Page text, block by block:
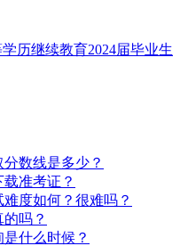
历继续教育2024届毕业生
数线是多少？
准考证？
度如何？很难吗？
吗？
什么时候？